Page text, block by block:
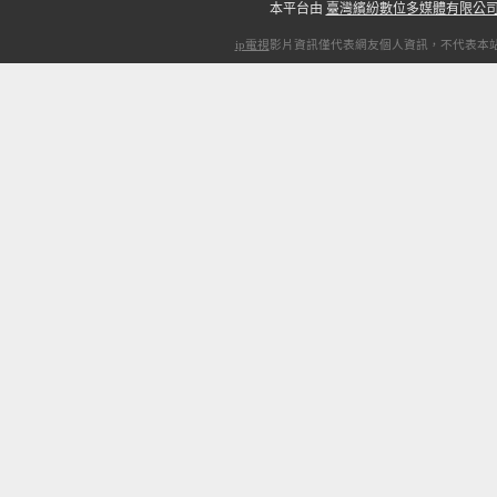
本平台由 臺灣繽紛數位多媒體有限公
ip電視影片資訊僅代表網友個人資訊，不代表本